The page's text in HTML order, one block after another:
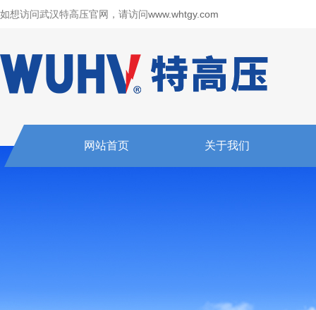
如想访问武汉特高压官网，请访问www.whtgy.com
网站首页 关于我们